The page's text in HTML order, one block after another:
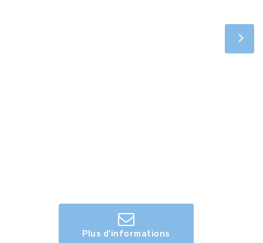
Plus d'informations